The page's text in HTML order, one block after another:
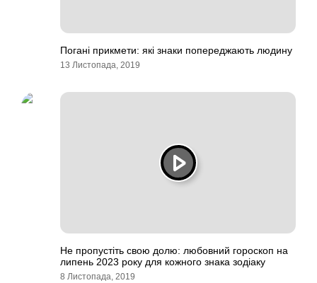
Погані прикмети: які знаки попереджають людину
13 Листопада, 2019
Не пропустіть свою долю: любовний гороскоп на
липень 2023 року для кожного знака зодіаку
8 Листопада, 2019